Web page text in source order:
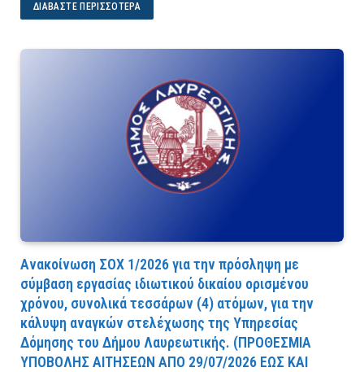
ΔΙΑΒΆΣΤΕ ΠΕΡΙΣΣΌΤΕΡΑ
Ανακοίνωση ΣΟΧ 1/2026 για την πρόσληψη με
σύμβαση εργασίας ιδιωτικού δικαίου ορισμένου
χρόνου, συνολικά τεσσάρων (4) ατόμων, για την
κάλυψη αναγκών στελέχωσης της Υπηρεσίας
Δόμησης του Δήμου Λαυρεωτικής. (ΠPOΘEΣMIA
YΠOBOΛHΣ AITHΣEΩN AΠO 29/07/2026 EΩΣ KAI